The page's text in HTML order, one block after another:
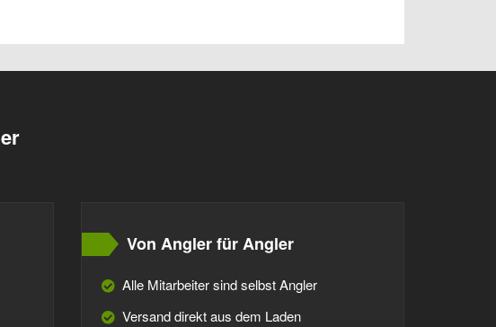
Von Angler für Angler
Alle Mitarbeiter sind selbst Angler
Versand direkt aus dem Laden